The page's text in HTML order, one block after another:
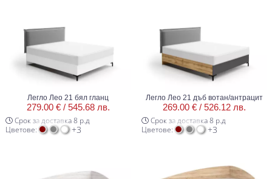
Легло Лео 21 бял гланц
279.00 € / 545.68 лв.
Срок за доставка 8 р.д
Цветове:
+3
Легло Лео 21 дъб вотан/антрацит
269.00 € / 526.12 лв.
Срок за доставка 8 р.д
Цветове:
+3